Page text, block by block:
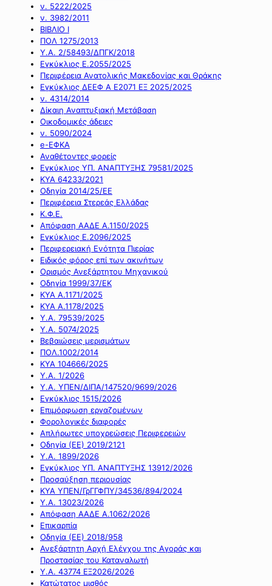
ν. 5222/2025
ν. 3982/2011
ΒΙΒΛΙΟ Ι
ΠΟΛ 1275/2013
Υ.Α. 2/58493/ΔΠΓΚ/2018
Εγκύκλιος Ε.2055/2025
Περιφέρεια Ανατολικής Μακεδονίας και Θράκης
Εγκύκλιος ΔΕΕΦ Α Ε2071 ΕΞ 2025/2025
ν. 4314/2014
Δίκαιη Αναπτυξιακή Μετάβαση
Οικοδομικές άδειες
ν. 5090/2024
e-ΕΦΚΑ
Αναθέτοντες φορείς
Εγκύκλιος ΥΠ. ΑΝΑΠΤΥΞΗΣ 79581/2025
ΚΥΑ 64233/2021
Οδηγία 2014/25/ΕΕ
Περιφέρεια Στερεάς Ελλάδας
Κ.Φ.Ε.
Απόφαση ΑΑΔΕ Α.1150/2025
Εγκύκλιος Ε.2096/2025
Περιφερειακή Ενότητα Πιερίας
Ειδικός φόρος επί των ακινήτων
Ορισμός Ανεξάρτητου Μηχανικού
Οδηγία 1999/37/ΕΚ
ΚΥΑ Α.1171/2025
ΚΥΑ Α.1178/2025
Υ.Α. 79539/2025
Υ.Α. 5074/2025
Βεβαιώσεις μερισμάτων
ΠΟΛ.1002/2014
ΚΥΑ 104666/2025
Υ.Α. 1/2026
Υ.Α. ΥΠΕΝ/ΔΙΠΑ/147520/9699/2026
Εγκύκλιος 1515/2026
Επιμόρφωση εργαζομένων
Φορολογικές διαφορές
Απλήρωτες υποχρεώσεις Περιφερειών
Οδηγία (ΕΕ) 2019/2121
Υ.Α. 1899/2026
Εγκύκλιος ΥΠ. ΑΝΑΠΤΥΞΗΣ 13912/2026
Προσαύξηση περιουσίας
ΚΥΑ ΥΠΕΝ/ΓρΓΓΦΠΥ/34536/894/2024
Υ.Α. 13023/2026
Απόφαση ΑΑΔΕ Α.1062/2026
Επικαρπία
Οδηγία (ΕΕ) 2018/958
Ανεξάρτητη Αρχή Ελέγχου της Αγοράς και
Προστασίας του Καταναλωτή
Υ.Α. 43774 ΕΞ2026/2026
Κατώτατος μισθός